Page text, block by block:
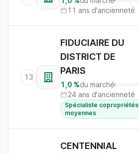
11 ans d'ancienneté
13
FIDUCIAIRE DU
DISTRICT DE
PARIS
1,0 %du marché
24 ans d'ancienneté
Spécialiste copropriétés
moyennes
CENTENNIAL